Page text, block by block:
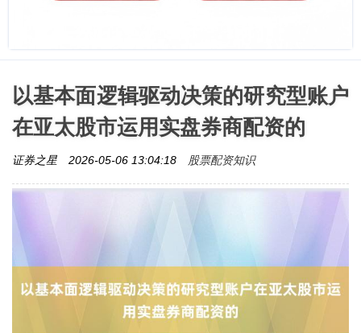
以基本面逻辑驱动决策的研究型账户
在亚太股市运用实盘券商配资的
证券之星 2026-05-06 13:04:18 股票配资知识